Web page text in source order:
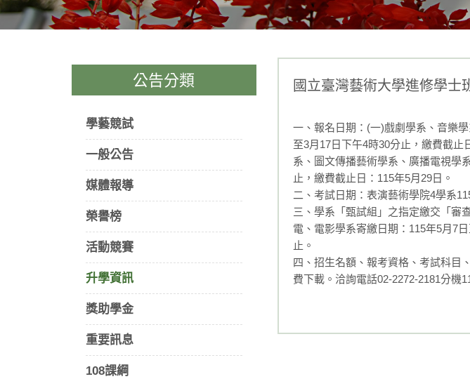
公告分類
學藝競試
一般公告
媒體報導
榮譽榜
活動競賽
升學資訊
獎助學金
重要訊息
108課綱
國立臺灣藝術大學進修學士
一、報名日期：(一)戲劇學系、音樂
至3月17日下午4時30分止，繳費截
系、圖文傳播藝術學系、廣播電視學
止，繳費截止日：115年5月29日。
二、考試日期：表演藝術學院4學系
三、學系「甄試組」之指定繳交「審
電、電影學系寄繳日期：115年5月7
止。
四、招生名額、報考資格、考試科目
費下載。洽詢電話02-2272-2181分機